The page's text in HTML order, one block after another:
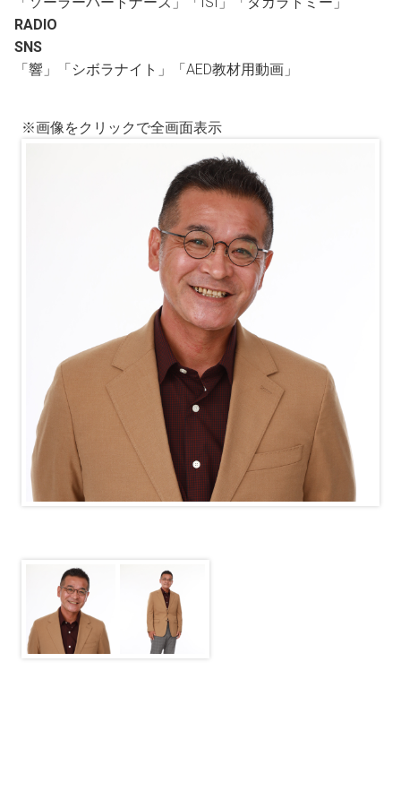
RADIO
SNS
「響」「シボラナイト」「AED教材用動画」
※画像をクリックで全画面表示